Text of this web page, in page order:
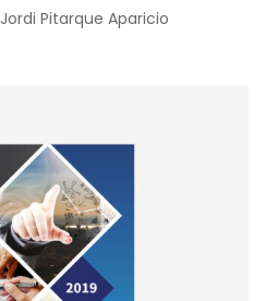
Jordi Pitarque Aparicio